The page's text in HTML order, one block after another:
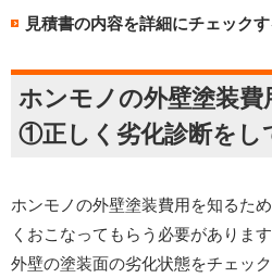
見積書の内容を詳細にチェック
ホンモノの外壁塗装
①正しく劣化診断をし
ホンモノの外壁塗装費用を知るた
くおこなってもらう必要がありま
外壁の塗装面の劣化状態をチェッ